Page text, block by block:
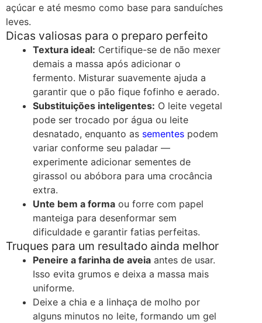
açúcar e até mesmo como base para sanduíches
leves.
Dicas valiosas para o preparo perfeito
Textura ideal: Certifique-se de não mexer
demais a massa após adicionar o
fermento. Misturar suavemente ajuda a
garantir que o pão fique fofinho e aerado.
Substituições inteligentes: O leite vegetal
pode ser trocado por água ou leite
desnatado, enquanto as sementes podem
variar conforme seu paladar —
experimente adicionar sementes de
girassol ou abóbora para uma crocância
extra.
Unte bem a forma ou forre com papel
manteiga para desenformar sem
dificuldade e garantir fatias perfeitas.
Truques para um resultado ainda melhor
Peneire a farinha de aveia antes de usar.
Isso evita grumos e deixa a massa mais
uniforme.
Deixe a chia e a linhaça de molho por
alguns minutos no leite, formando um gel